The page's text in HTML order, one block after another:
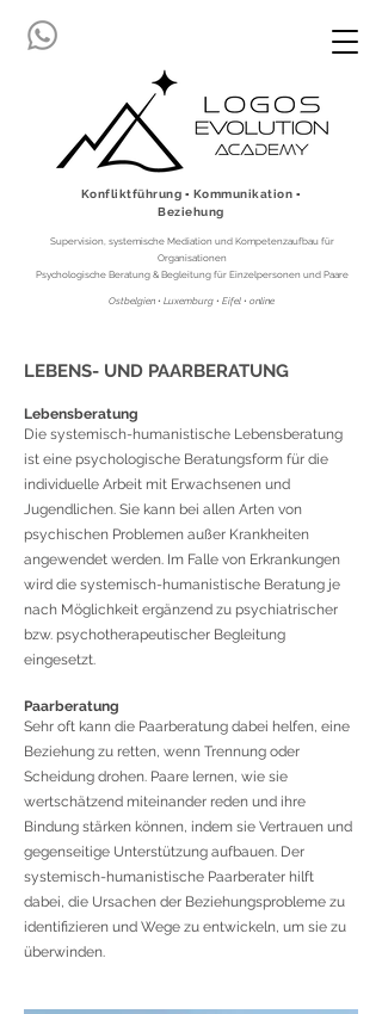
Ostbelgien • Luxemburg • Eifel • online
Konfliktführung ▪ Kommunikation ▪
Beziehung
Supervision, systemische Mediation und Kompetenzaufbau für
Organisationen
Psychologische Beratung & Begleitung für Einzelpersonen und Paare
LEBENS- UND PAARBERATUNG
Lebensberatung
Die systemisch-humanistische Lebensberatung
ist eine psychologische Beratungsform für die
individuelle Arbeit mit Erwachsenen und
Jugendlichen. Sie kann bei allen Arten von
psychischen Problemen außer Krankheiten
angewendet werden. Im Falle von Erkrankungen
wird die systemisch-humanistische Beratung je
nach Möglichkeit ergänzend zu psychiatrischer
bzw. psychotherapeutischer Begleitung
eingesetzt.
Paarberatung
Sehr oft kann die Paarberatung dabei helfen, eine
Beziehung zu retten, wenn Trennung oder
Scheidung drohen. Paare lernen, wie sie
wertschätzend miteinander reden und ihre
Bindung stärken können, indem sie Vertrauen und
gegenseitige Unterstützung aufbauen. Der
systemisch-humanistische Paarberater hilft
dabei, die Ursachen der Beziehungsprobleme zu
identifizieren und Wege zu entwickeln, um sie zu
überwinden.